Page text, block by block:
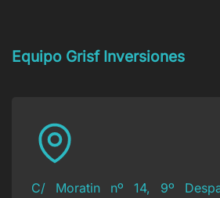
pagarla?
Equipo Grisf Inversiones
C/ Moratin nº 14, 9º